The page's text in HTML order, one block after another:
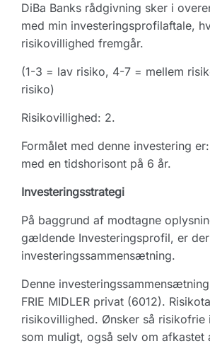
DiBa Banks rådgivning sker i
med min investeringsprofilaftale,
risikovillighed fremgår.
(1-3 = lav risiko, 4-7 = mellem
risiko)
Risikovillighed: 2.
Formålet med denne investering
med en tidshorisont på 6 år.
Investeringsstrategi
På baggrund af modtagne
gældende Investeringsprofil, er
investeringssammensætning.
Denne
FRIE MIDLER privat (6012).
risikovillighed. Ønsker så risikofrie
som muligt, også selv om afkastet